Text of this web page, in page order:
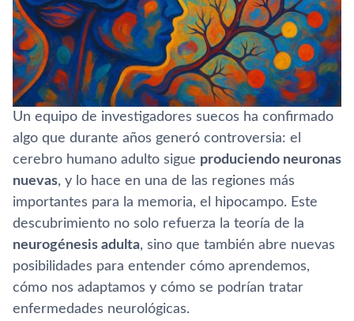
Un equipo de investigadores suecos ha confirmado
algo que durante años generó controversia: el
cerebro humano adulto sigue produciendo neuronas
nuevas, y lo hace en una de las regiones más
importantes para la memoria, el hipocampo. Este
descubrimiento no solo refuerza la teoría de la
neurogénesis adulta, sino que también abre nuevas
posibilidades para entender cómo aprendemos,
cómo nos adaptamos y cómo se podrían tratar
enfermedades neurológicas.